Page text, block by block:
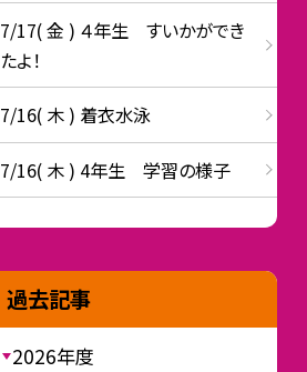
7/17( 金 ) ４年生 すいかができ
たよ！
7/16( 木 ) 着衣水泳
7/16( 木 ) 4年生 学習の様子
過去記事
2026年度